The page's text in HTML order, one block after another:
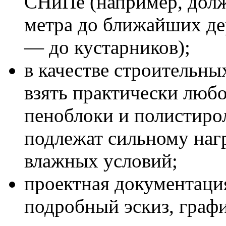
метра до ближайших
— до кустарников);
в качестве
взять практически
пеноблоки и
подлежат сильному
влажных условий;
проектная
подробный эскиз,